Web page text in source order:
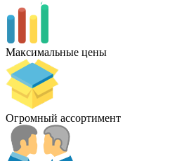
Максимальные цены
Огромный ассортимент